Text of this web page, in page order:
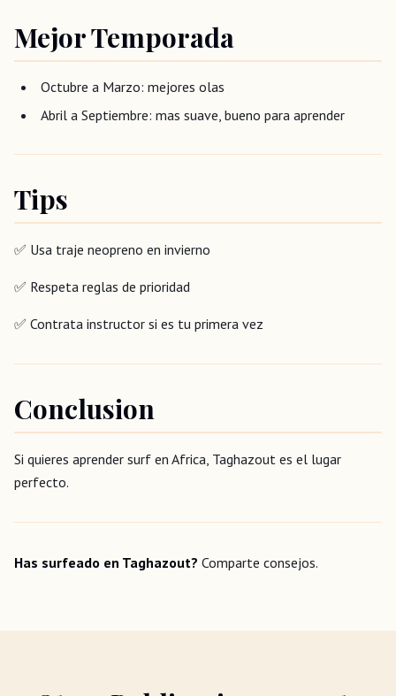
Mejor Temporada
Octubre a Marzo: mejores olas
Abril a Septiembre: mas suave, bueno para aprender
Tips
✅ Usa traje neopreno en invierno
✅ Respeta reglas de prioridad
✅ Contrata instructor si es tu primera vez
Conclusion
Si quieres aprender surf en Africa, Taghazout es el lugar
perfecto.
Has surfeado en Taghazout? Comparte consejos.